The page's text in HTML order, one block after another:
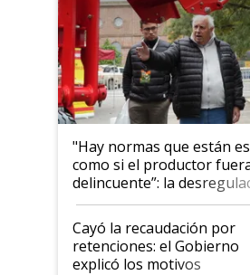
"Hay normas que están
como si el productor
delincuente”: la
al Congreso Aapresid y
habló del financiamiento
Cayó la recaudación por
retenciones: el Gobierno
explicó los motivos